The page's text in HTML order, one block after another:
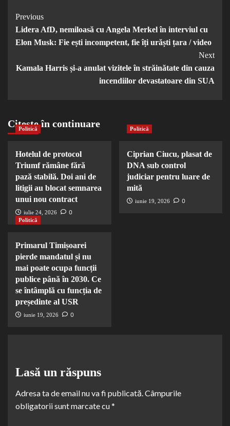
Post
Navigation
Previous
Lidera AfD, nemiloasă cu Angela Merkel în interviul cu
Elon Musk: Fie ești incompetent, fie îți urăști țara / video
Next
Kamala Harris și-a anulat vizitele în străinătate din cauza
incendiilor devastatoare din SUA
Citește în continuare
Politică
Hotelul de protocol
Triumf rămâne fără
pază stabilă. Doi ani de
litigii au blocat semnarea
unui nou contract
iulie 24, 2026 0
Politică
Ciprian Ciucu, plasat de
DNA sub control
judiciar pentru luare de
mită
iunie 19, 2026 0
Politică
Primarul Timișoarei
pierde mandatul și nu
mai poate ocupa funcții
publice până în 2030. Ce
se întâmplă cu funcția de
președinte al USR
iunie 19, 2026 0
Lasă un răspuns
Adresa ta de email nu va fi publicată.Câmpurile
obligatorii sunt marcate cu*